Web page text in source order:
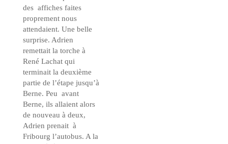
des affiches faites
proprement nous
attendaient. Une belle
surprise. Adrien
remettait la torche à
René Lachat qui
terminait la deuxième
partie de l’étape jusqu’à
Berne. Peu avant
Berne, ils allaient alors
de nouveau à deux,
Adrien prenait à
Fribourg l’autobus. A la